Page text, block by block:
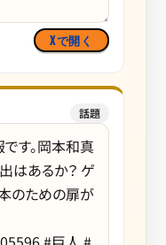
Xで開く
話題